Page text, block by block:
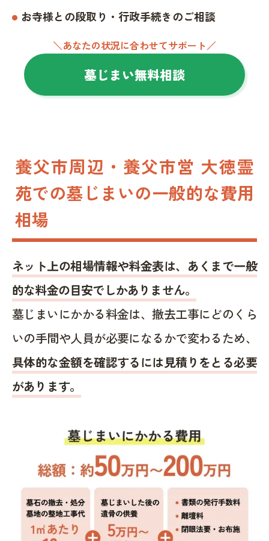
お寺様との段取り・行政手続きのご相談
＼あなたの状況に合わせてサポート／
墓じまい無料相談
養父市周辺・養父市営 大徳霊
苑での墓じまいの一般的な費用
相場
ネット上の相場情報や料金表は、あくまで一般
的な料金の目安でしかありません。
墓じまいにかかる料金は、撤去工事にどのくら
いの手間や人員が必要になるかで変わるため、
具体的な金額を確認するには見積りをとる必要
があります。